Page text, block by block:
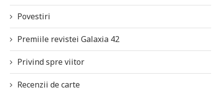
Povestiri
Premiile revistei Galaxia 42
Privind spre viitor
Recenzii de carte